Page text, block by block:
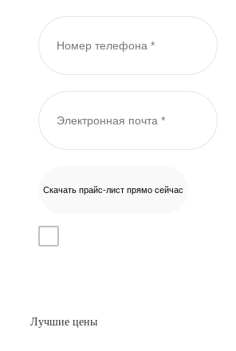
Скачать прайс-лист прямо сейчас
Лучшие цены